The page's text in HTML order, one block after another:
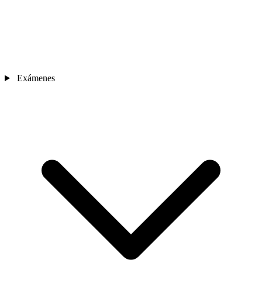
Sedes
Contacto
Exámenes